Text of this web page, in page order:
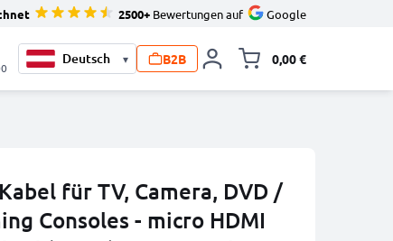
2500+ Bewertungen auf Google
▾ B2B 0,00 €
für TV, Camera, DVD /
Consoles - micro HDMI